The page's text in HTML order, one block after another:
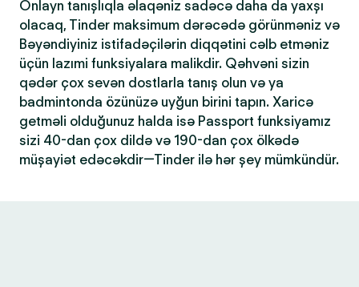
Onlayn tanışlıqla əlaqəniz sadəcə daha da yaxşı
olacaq, Tinder maksimum dərəcədə görünməniz və
Bəyəndiyiniz istifadəçilərin diqqətini cəlb etməniz
üçün lazımi funksiyalara malikdir. Qəhvəni sizin
qədər çox sevən dostlarla tanış olun və ya
badmintonda özünüzə uyğun birini tapın. Xaricə
getməli olduğunuz halda isə Passport funksiyamız
sizi 40-dan çox dildə və 190-dan çox ölkədə
müşayiət edəcəkdir—Tinder ilə hər şey mümkündür.